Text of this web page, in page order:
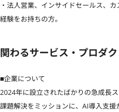
・法人営業、インサイドセールス、
経験をお持ちの方。
関わるサービス・プロダ
■企業について
2024年に設立されたばかりの急成長
課題解決をミッションに、AI導入支